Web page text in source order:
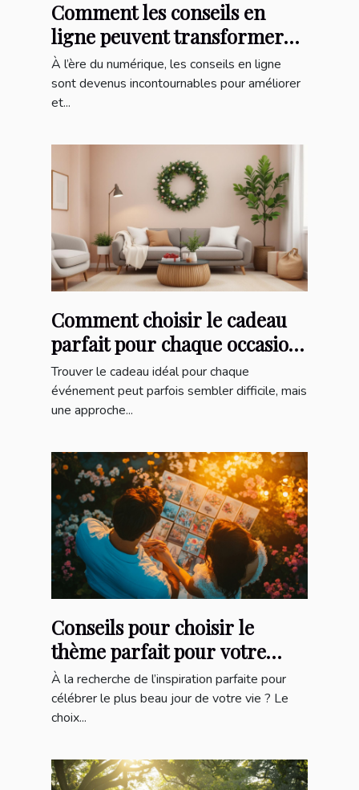
Comment les conseils en
ligne peuvent transformer
votre quotidien ?
À l’ère du numérique, les conseils en ligne
sont devenus incontournables pour améliorer
et...
Comment choisir le cadeau
parfait pour chaque occasion
?
Trouver le cadeau idéal pour chaque
événement peut parfois sembler difficile, mais
une approche...
Conseils pour choisir le
thème parfait pour votre
mariage
À la recherche de l’inspiration parfaite pour
célébrer le plus beau jour de votre vie ? Le
choix...